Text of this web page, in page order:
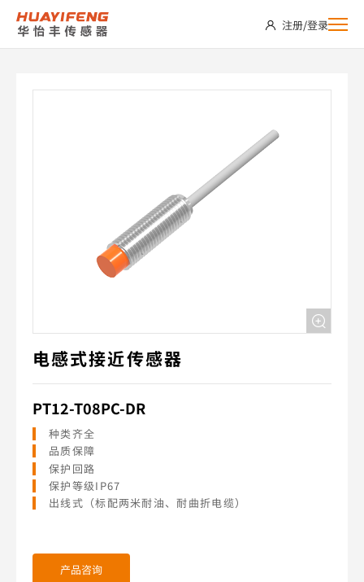
PT12-
T08PC-
注册/登录
电感式接近传感器
PT12-T08PC-DR
种类齐全
品质保障
保护回路
保护等级IP67
出线式（标配两米耐油、耐曲折电缆）
产品咨询